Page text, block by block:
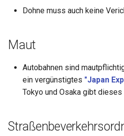
Dohne muss auch keine
Maut
Autobahnen sind
ein vergünstigtes "Japan
Tokyo und Osaka gibt dieses